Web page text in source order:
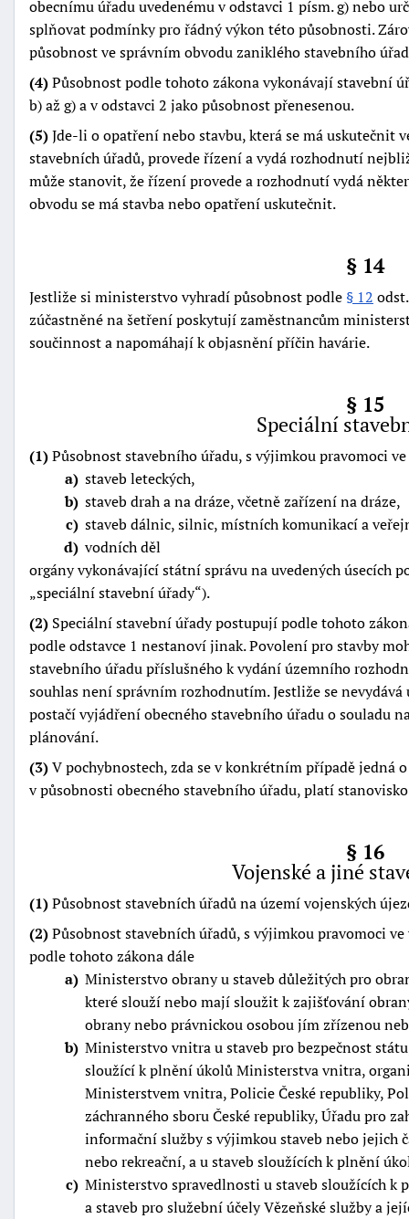
obecnímu úřadu uvedenému v odstavci 1 písm. g) nebo
splňovat podmínky pro řádný výkon této působnosti.
působnost ve správním obvodu zaniklého stavebního
(4)Působnost podle tohoto zákona vykonávají stavební
b) až g) a v odstavci 2 jako působnost přenesenou.
(5)Jde-li o opatření nebo stavbu, která se má uskutečnit
stavebních úřadů, provede řízení a vydá rozhodnutí
může stanovit, že řízení provede a rozhodnutí vydá
obvodu se má stavba nebo opatření uskutečnit.
§ 14
Jestliže si ministerstvo vyhradí působnost podle § 12
zúčastněné na šetření poskytují zaměstnancům
součinnost a napomáhají k objasnění příčin havárie.
§ 15
Speciální
(1)Působnost stavebního úřadu, s výjimkou pravomoci
a staveb leteckých,
b staveb drah a na dráze, včetně zařízení na dráze,
c staveb dálnic, silnic, místních komunikací a
d vodních děl
orgány vykonávající státní správu na uvedených úsecích
speciální stavební úřady ).
(2) Speciální stavební úřady postupují podle tohoto
podle odstavce 1 nestanoví jinak. Povolení pro stavby
stavebního úřadu příslušného k vydání územního
souhlas není správním rozhodnutím. Jestliže se
postačí vyjádření obecného stavebního úřadu o souladu
plánování.
(3)V pochybnostech, zda se v konkrétním případě jedná
v působnosti obecného stavebního úřadu, platí
§ 16
Vojenské a jiné
(1)Působnost stavebních úřadů na území vojenských
(2)Působnost stavebních úřadů, s výjimkou pravomoci
podle tohoto zákona dále
a Ministerstvo obrany u staveb důležitých pro
které slouží nebo mají sloužit k zajišťování
obrany nebo právnickou osobou jím zřízenou
b Ministerstvo vnitra u staveb pro bezpečnost
sloužící k plnění úkolů Ministerstva vnitra,
Ministerstvem vnitra, Policie České republiky,
záchranného sboru České republiky, Úřadu pro
informační služby s výjimkou staveb nebo jejich
nebo rekreační, a u staveb sloužících k plnění
c Ministerstvo spravedlnosti u staveb sloužících
a staveb pro služební účely Vězeňské služby a